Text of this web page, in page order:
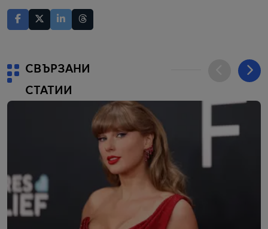
СВЪРЗАНИ
СТАТИИ